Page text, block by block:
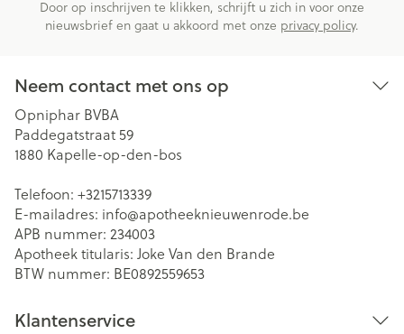
Door op inschrijven te klikken, schrijft u zich in voor onze
nieuwsbrief en gaat u akkoord met onze privacy policy.
Neem contact met ons op
Opniphar BVBA
Paddegatstraat 59
1880 Kapelle-op-den-bos
Telefoon: +3215713339
E-mailadres: info@apotheeknieuwenrode.be
APB nummer: 234003
Apotheek titularis: Joke Van den Brande
BTW nummer: BE0892559653
Klantenservice